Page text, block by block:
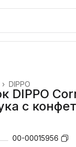
DIPPO
›
DIPPO
с
00-00015956